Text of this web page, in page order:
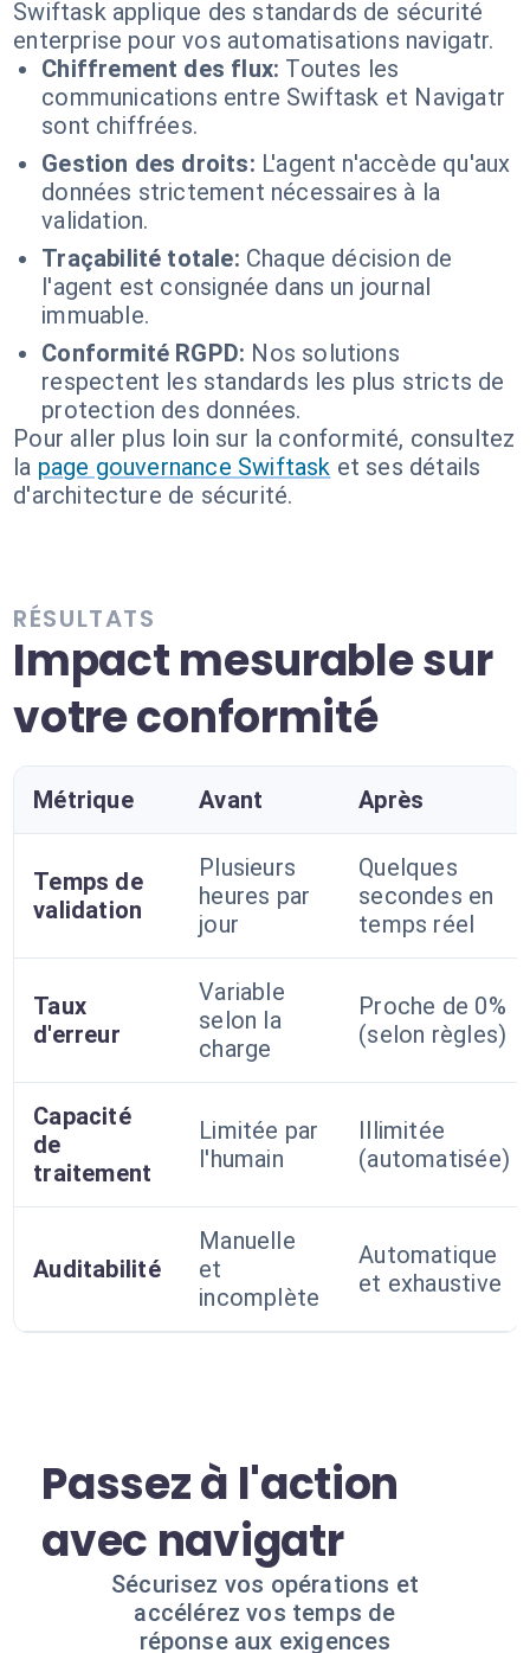
Swiftask applique des standards de sécurité
enterprise pour vos automatisations navigatr.
Chiffrement des flux: Toutes les
communications entre Swiftask et Navigatr
sont chiffrées.
Gestion des droits: L'agent n'accède qu'aux
données strictement nécessaires à la
validation.
Traçabilité totale: Chaque décision de
l'agent est consignée dans un journal
immuable.
Conformité RGPD: Nos solutions
respectent les standards les plus stricts de
protection des données.
Pour aller plus loin sur la conformité, consultez
la page gouvernance Swiftask et ses détails
d'architecture de sécurité.
RÉSULTATS
Impact mesurable sur
votre conformité
Métrique Avant Après
Temps de
validation
Plusieurs
heures par
jour
Quelques
secondes en
temps réel
Taux
d'erreur
Variable
selon la
charge
Proche de 0%
(selon règles)
Capacité
de
traitement
Limitée par
l'humain
Illimitée
(automatisée)
Auditabilité
Manuelle
et
incomplète
Automatique
et exhaustive
Passez à l'action
avec navigatr
Sécurisez vos opérations et
accélérez vos temps de
réponse aux exigences